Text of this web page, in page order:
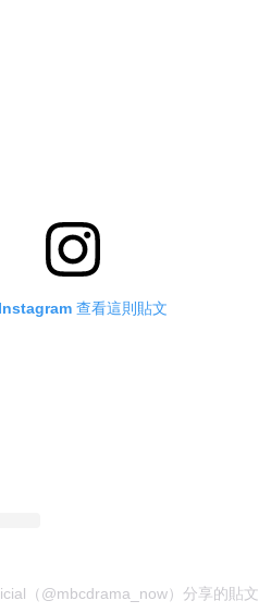
查看這則貼文
（@mbcdrama_now）分享的貼文